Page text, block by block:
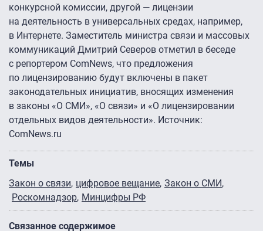
конкурсной комиссии, другой — лицензии
на деятельность в универсальных средах, например,
в Интернете. Заместитель министра связи и массовых
коммуникаций Дмитрий Северов отметил в беседе
с репортером ComNews, что предложения
по лицензированию будут включены в пакет
законодательных инициатив, вносящих изменения
в законы «О СМИ», «О связи» и «О лицензировании
отдельных видов деятельности». Источник:
ComNews.ru
Темы
Закон о связи цифровое вещание Закон о СМИ
Роскомнадзор Минцифры РФ
Связанное содержимое